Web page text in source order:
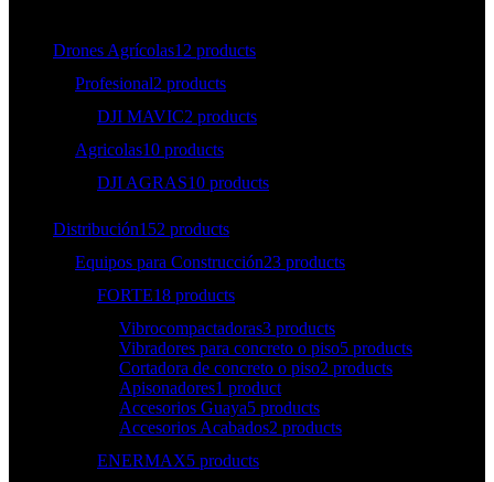
Drones Agrícolas12 products
Profesional2 products
DJI MAVIC2 products
Agricolas10 products
DJI AGRAS10 products
Distribución152 products
Equipos para Construcción23 products
FORTE18 products
Vibrocompactadoras3 products
Vibradores para concreto o piso5 products
Cortadora de concreto o piso2 products
Apisonadores1 product
Accesorios Guaya5 products
Accesorios Acabados2 products
ENERMAX5 products